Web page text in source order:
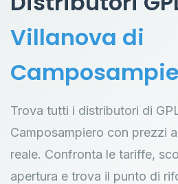
Villanova di
Trova tutti i distributori di
Camposampiero con prezzi
reale. Confronta le tariffe,
apertura e trova il punto di